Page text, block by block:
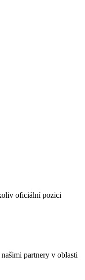
oficiální pozici
partnery v oblasti